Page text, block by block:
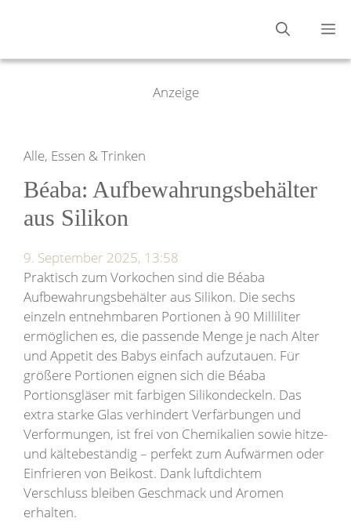
Anzeige
Alle, Essen & Trinken
Béaba: Aufbewahrungsbehälter
aus Silikon
9. September 2025, 13:58
Praktisch zum Vorkochen sind die Béaba
Aufbewahrungsbehälter aus Silikon. Die sechs
einzeln entnehmbaren Portionen à 90 Milliliter
ermöglichen es, die passende Menge je nach Alter
und Appetit des Babys einfach aufzutauen. Für
größere Portionen eignen sich die Béaba
Portionsgläser mit farbigen Silikondeckeln. Das
extra starke Glas verhindert Verfärbungen und
Verformungen, ist frei von Chemikalien sowie hitze-
und kältebeständig – perfekt zum Aufwärmen oder
Einfrieren von Beikost. Dank luftdichtem
Verschluss bleiben Geschmack und Aromen
erhalten.